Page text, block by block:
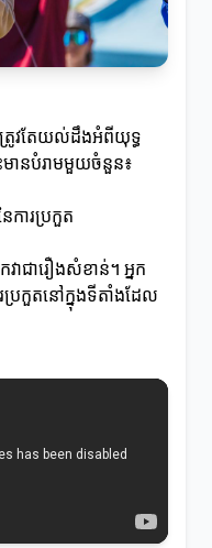
ត្រូវតែយល់ដឹងអំពីយុទ្ធ
ានបំរាមមួយចំនួន៖
ការប្រកួត
ជារឿងសំខាន់។ អ្នក
ប្រកួតនៅក្នុងទីតាំងដែល